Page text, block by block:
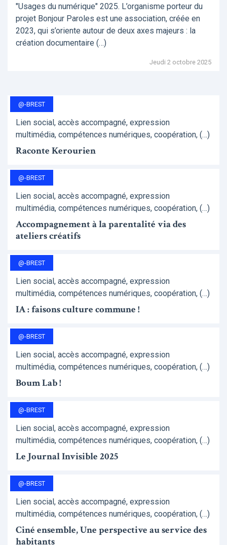
"Usages du numérique" 2025. L’organisme porteur du
projet Bonjour Paroles est une association, créée en
2023, qui s’oriente autour de deux axes majeurs : la
création documentaire (…)
Jeudi 2 octobre 2025
@-BREST
Lien social, accès accompagné, expression
multimédia, compétences numériques, coopération, (…)
Raconte Kerourien
@-BREST
Lien social, accès accompagné, expression
multimédia, compétences numériques, coopération, (…)
Accompagnement à la parentalité via des
ateliers créatifs
@-BREST
Lien social, accès accompagné, expression
multimédia, compétences numériques, coopération, (…)
IA : faisons culture commune !
@-BREST
Lien social, accès accompagné, expression
multimédia, compétences numériques, coopération, (…)
Boum Lab !
@-BREST
Lien social, accès accompagné, expression
multimédia, compétences numériques, coopération, (…)
Le Journal Invisible 2025
@-BREST
Lien social, accès accompagné, expression
multimédia, compétences numériques, coopération, (…)
Ciné ensemble, Une perspective au service des
habitants